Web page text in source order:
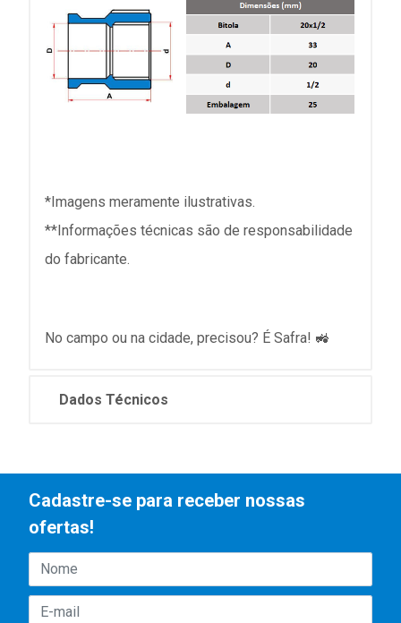
*Imagens meramente ilustrativas.
**Informações técnicas são de responsabilidade
do fabricante.
No campo ou na cidade, precisou? É Safra! 🚜
Dados Técnicos
Cadastre-se para receber nossas
ofertas!